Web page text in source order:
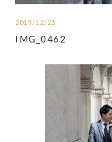
2019/12/25
IMG_0462